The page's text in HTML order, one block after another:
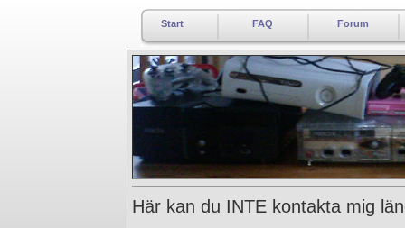
Start FAQ Forum
Här kan du INTE kontakta mig